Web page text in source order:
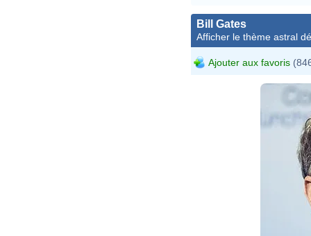
Bill Gates
Afficher le thème astral
Ajouter aux favoris